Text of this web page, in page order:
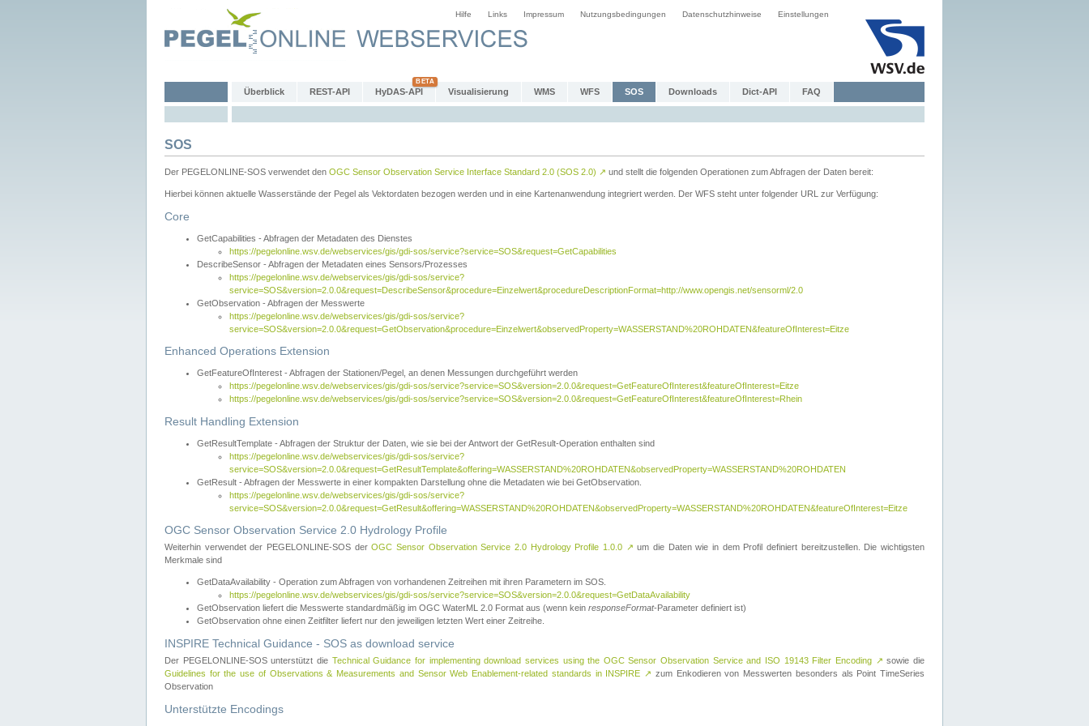
Hilfe Links Impressum Nutzungsbedingungen Datenschutzhinweise Einstellungen
Überblick REST-API HyDAS-API Visualisierung WMS WFS SOS Downloads Dict-API FAQ
SOS
Der PEGELONLINE-SOS verwendet den OGC Sensor Observation Service Interface Standard 2.0 (SOS 2.0) ↗ und stellt die folgenden Operationen zum Abfragen der Daten bereit:
Hierbei können aktuelle Wasserstände der Pegel als Vektordaten bezogen werden und in eine Kartenanwendung integriert werden. Der WFS steht unter folgender URL zur Verfügung:
Core
GetCapabilities - Abfragen der Metadaten des Dienstes
https://pegelonline.wsv.de/webservices/gis/gdi-sos/service?service=SOS&request=GetCapabilities
DescribeSensor - Abfragen der Metadaten eines Sensors/Prozesses
https://pegelonline.wsv.de/webservices/gis/gdi-sos/service?
service=SOS&version=2.0.0&request=DescribeSensor&procedure=Einzelwert&procedureDescriptionFormat=http://www.opengis.net/sensorml/2.0
GetObservation - Abfragen der Messwerte
https://pegelonline.wsv.de/webservices/gis/gdi-sos/service?
service=SOS&version=2.0.0&request=GetObservation&procedure=Einzelwert&observedProperty=WASSERSTAND%20ROHDATEN&featureOfInterest=Eitze
Enhanced Operations Extension
GetFeatureOfInterest - Abfragen der Stationen/Pegel, an denen Messungen durchgeführt werden
https://pegelonline.wsv.de/webservices/gis/gdi-sos/service?service=SOS&version=2.0.0&request=GetFeatureOfInterest&featureOfInterest=Eitze
https://pegelonline.wsv.de/webservices/gis/gdi-sos/service?service=SOS&version=2.0.0&request=GetFeatureOfInterest&featureOfInterest=Rhein
Result Handling Extension
GetResultTemplate - Abfragen der Struktur der Daten, wie sie bei der Antwort der GetResult-Operation enthalten sind
https://pegelonline.wsv.de/webservices/gis/gdi-sos/service?
service=SOS&version=2.0.0&request=GetResultTemplate&offering=WASSERSTAND%20ROHDATEN&observedProperty=WASSERSTAND%20ROHDATEN
GetResult - Abfragen der Messwerte in einer kompakten Darstellung ohne die Metadaten wie bei GetObservation.
https://pegelonline.wsv.de/webservices/gis/gdi-sos/service?
service=SOS&version=2.0.0&request=GetResult&offering=WASSERSTAND%20ROHDATEN&observedProperty=WASSERSTAND%20ROHDATEN&featureOfInterest=Eitze
OGC Sensor Observation Service 2.0 Hydrology Profile
Weiterhin verwendet der PEGELONLINE-SOS derOGC Sensor Observation Service 2.0 Hydrology Profile 1.0.0 ↗ um die Daten wie in dem Profil definiert bereitzustellen. Die wichtigsten
Merkmale sind
GetDataAvailability - Operation zum Abfragen von vorhandenen Zeitreihen mit ihren Parametern im SOS.
https://pegelonline.wsv.de/webservices/gis/gdi-sos/service?service=SOS&version=2.0.0&request=GetDataAvailability
GetObservation liefert die Messwerte standardmäßig im OGC WaterML 2.0 Format aus (wenn kein responseFormat-Parameter definiert ist)
GetObservation ohne einen Zeitfilter liefert nur den jeweiligen letzten Wert einer Zeitreihe.
INSPIRE Technical Guidance - SOS as download service
Der PEGELONLINE-SOS unterstützt die Technical Guidance for implementing download services using the OGC Sensor Observation Service and ISO 19143 Filter Encoding ↗ sowie die
Guidelines for the use of Observations & Measurements and Sensor Web Enablement-related standards in INSPIRE ↗ zum Enkodieren von Messwerten besonders als Point TimeSeries
Observation
Unterstützte Encodings